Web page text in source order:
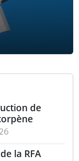
de
la RFA